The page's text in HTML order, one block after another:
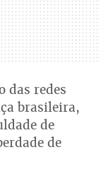
das redes
brasileira,
de
de